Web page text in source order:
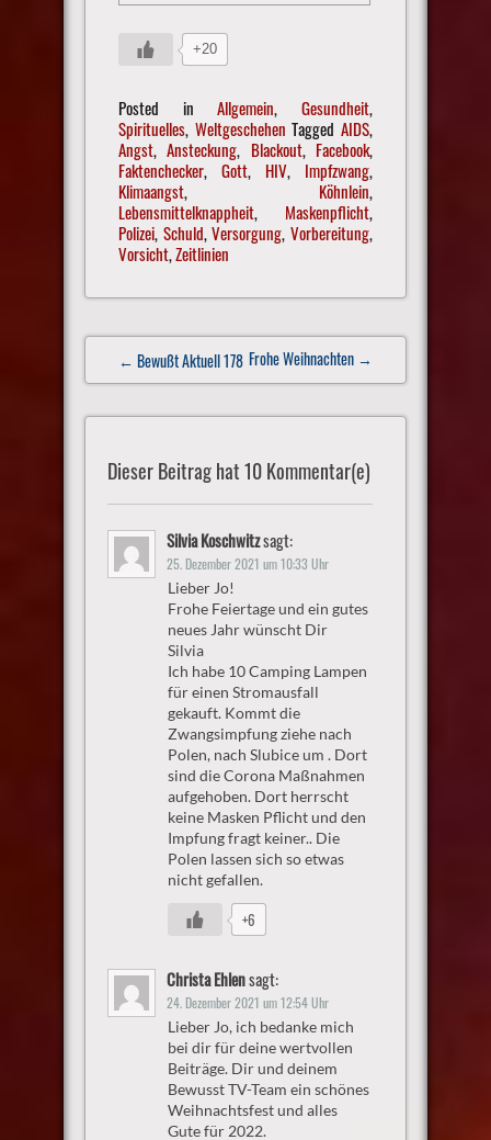
+20
Posted inAllgemein,Gesundheit,
Spirituelles, Weltgeschehen TaggedAIDS,
Angst,Ansteckung, Blackout, Facebook,
Faktenchecker, Gott, HIV, Impfzwang,
Klimaangst, Köhnlein,
Lebensmittelknappheit, Maskenpflicht,
Polizei, Schuld,Versorgung,Vorbereitung,
Vorsicht,Zeitlinien
Post
navigation
← Bewußt Aktuell 178 Frohe Weihnachten →
Dieser Beitrag hat 10 Kommentar(e)
Silvia Koschwitzsagt:
25. Dezember 2021 um 10:33 Uhr
Lieber Jo!
Frohe Feiertage und ein gutes
neues Jahr wünscht Dir
Silvia
Ich habe 10 Camping Lampen
für einen Stromausfall
gekauft. Kommt die
Zwangsimpfung ziehe nach
Polen, nach Slubice um . Dort
sind die Corona Maßnahmen
aufgehoben. Dort herrscht
keine Masken Pflicht und den
Impfung fragt keiner.. Die
Polen lassen sich so etwas
nicht gefallen.
+6
Christa Ehlensagt:
24. Dezember 2021 um 12:54 Uhr
Lieber Jo, ich bedanke mich
bei dir für deine wertvollen
Beiträge. Dir und deinem
Bewusst TV-Team ein schönes
Weihnachtsfest und alles
Gute für 2022.